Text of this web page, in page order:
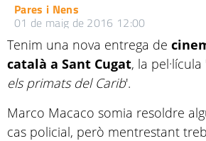
Pares i Nens
01 de maig de 2016 12:00
Tenim una nova entrega de
català a Sant Cugat, la pel·lícula
els primats del Carib'.
Marco Macaco somia resoldre
cas policial, però mentrestant